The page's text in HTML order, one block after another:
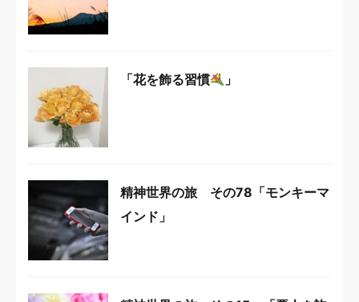
「花を飾る習慣 」
精神世界の旅 その78「モンキーマ
インド」